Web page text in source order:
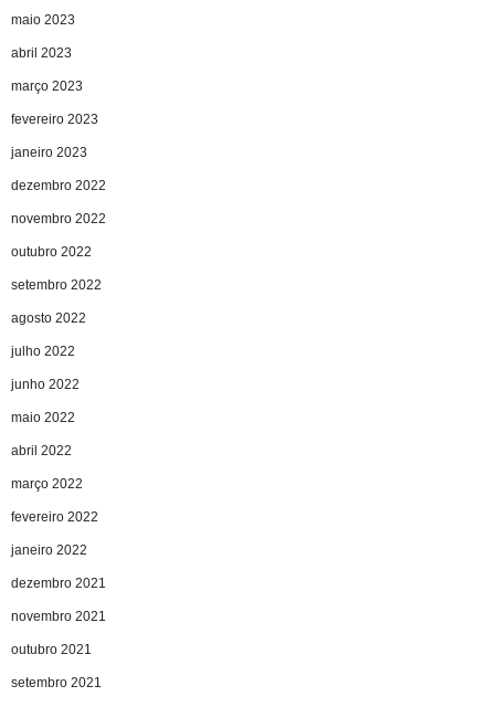
maio 2023
abril 2023
março 2023
fevereiro 2023
janeiro 2023
dezembro 2022
novembro 2022
outubro 2022
setembro 2022
agosto 2022
julho 2022
junho 2022
maio 2022
abril 2022
março 2022
fevereiro 2022
janeiro 2022
dezembro 2021
novembro 2021
outubro 2021
setembro 2021